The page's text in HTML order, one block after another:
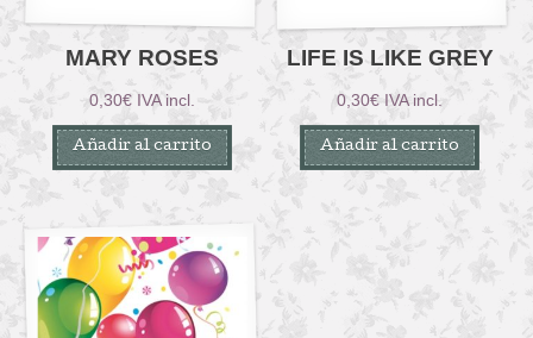
MARY ROSES
0,30€ IVA incl.
Añadir al carrito
LIFE IS LIKE GREY
0,30€ IVA incl.
Añadir al carrito